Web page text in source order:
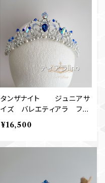
タンザナイト ジュニアサ
イズ バレエティアラ フロ
リナ姫
¥16,500